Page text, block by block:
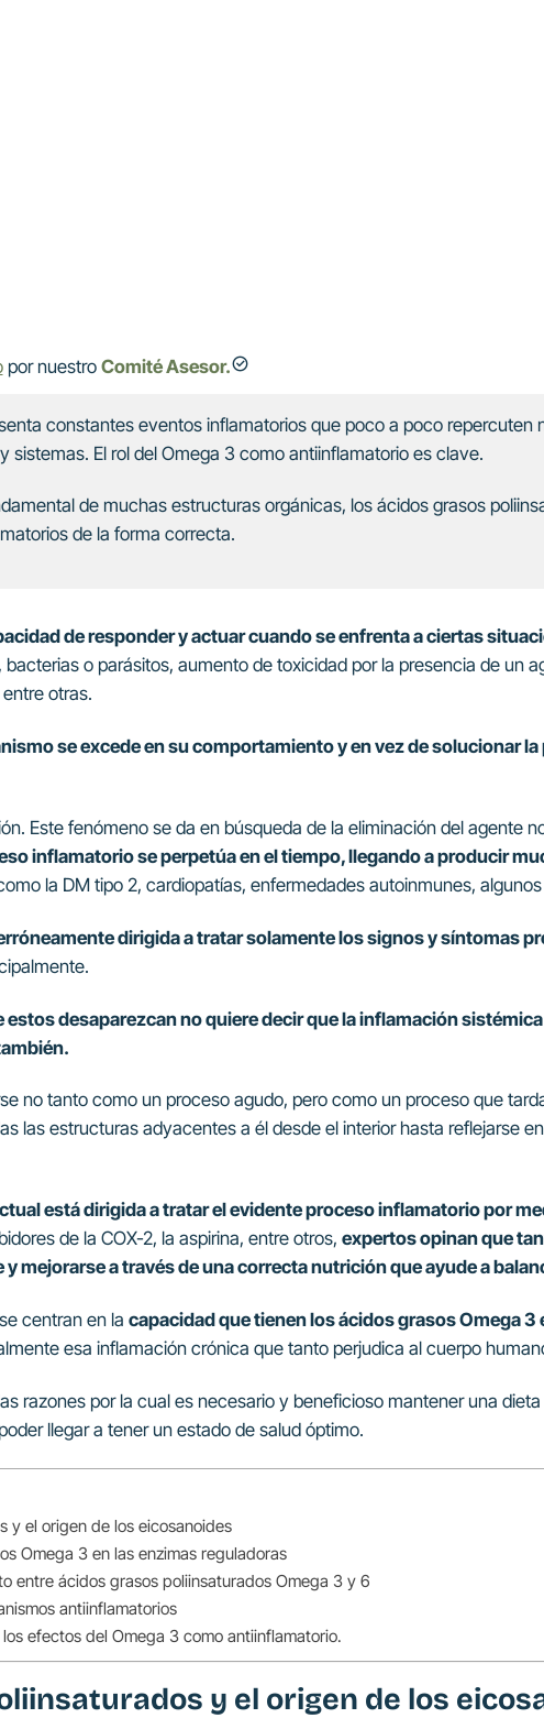
por nuestro Comité Asesor.
constantes eventos inflamatorios que poco a poco repercuten
sistemas. El rol del Omega 3 como antiinflamatorio es clave.
de muchas estructuras orgánicas, los ácidos grasos
de la forma correcta.
de responder y actuar cuando se enfrenta a ciertas
o parásitos, aumento de toxicidad por la presencia de un
otras.
se excede en su comportamiento y en vez de solucionar
Este fenómeno se da en búsqueda de la eliminación del agente
inflamatorio se perpetúa en el tiempo, llegando a producir
la DM tipo 2, cardiopatías, enfermedades autoinmunes,
dirigida a tratar solamente los signos y síntomas
estos desaparezcan no quiere decir que la inflamación
no tanto como un proceso agudo, pero como un proceso que
las estructuras adyacentes a él desde el interior hasta reflejarse
está dirigida a tratar el evidente proceso inflamatorio por
de la COX-2, la aspirina, entre otros, expertos opinan que
mejorarse a través de una correcta nutrición que ayude a
centran en la capacidad que tienen los ácidos grasos Omega 3
esa inflamación crónica que tanto perjudica al cuerpo
razones por la cual es necesario y beneficioso mantener una
llegar a tener un estado de salud óptimo.
y el origen de los eicosanoides
Omega 3 en las enzimas reguladoras
entre ácidos grasos poliinsaturados Omega 3 y 6
antiinflamatorios
efectos del Omega 3 como antiinflamatorio.
y el origen de los